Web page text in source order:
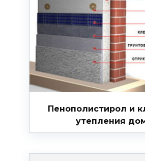
Пенополистирол и
утепления